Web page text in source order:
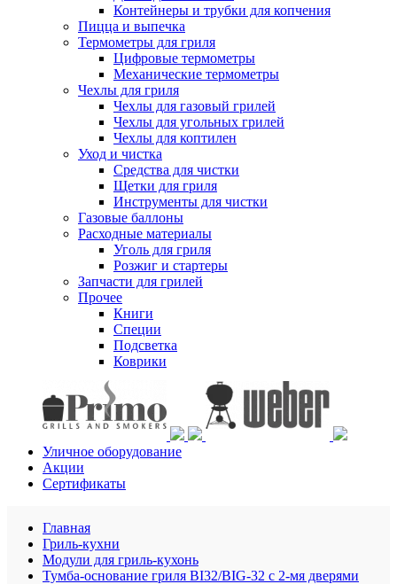
Контейнеры и трубки для копчения
Пицца и выпечка
Термометры для гриля
Цифровые термометры
Механические термометры
Чехлы для гриля
Чехлы для газовый грилей
Чехлы для угольных грилей
Чехлы для коптилен
Уход и чистка
Средства для чистки
Щетки для гриля
Инструменты для чистки
Газовые баллоны
Расходные материалы
Уголь для гриля
Розжиг и стартеры
Запчасти для грилей
Прочее
Книги
Специи
Подсветка
Коврики
Уличное оборудование
Акции
Сертификаты
Главная
Гриль-кухни
Модули для гриль-кухонь
Тумба-основание гриля BI32/BIG-32 с 2-мя дверями